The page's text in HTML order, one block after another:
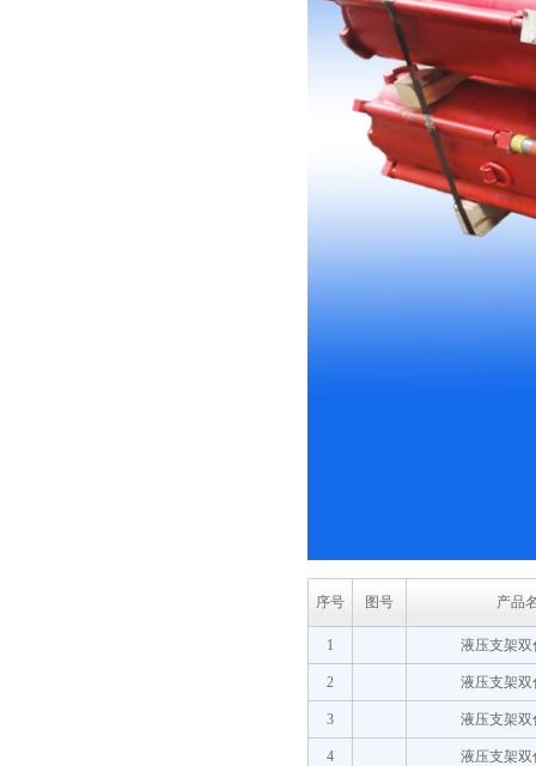
序号 图号 产品
1 液压支架双
2 液压支架双
3 液压支架双
4 液压支架双